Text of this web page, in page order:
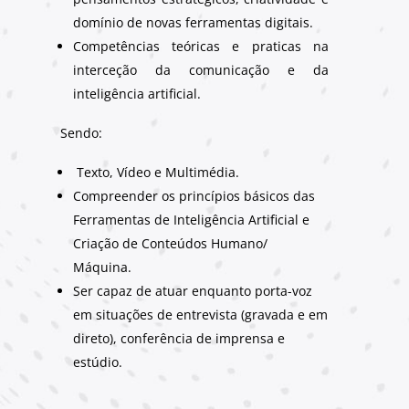
domínio de novas ferramentas digitais.
Competências teóricas e praticas na
interceção da comunicação e da
inteligência artificial.
Sendo:
Texto, Vídeo e Multimédia.
Compreender os princípios básicos das
Ferramentas de Inteligência Artificial e
Criação de Conteúdos Humano/
Máquina.
Ser capaz de atuar enquanto porta-voz
em situações de entrevista (gravada e em
direto), conferência de imprensa e
estúdio.